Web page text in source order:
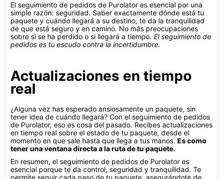
El seguimiento de pedidos de Purolator es esencial por una
simple razón: seguridad. Saber exactamente dónde está tu
paquete y cuándo llegará a su destino, te da la tranquilidad
de que está seguro y en camino. No más preocupaciones
sobre si se ha perdido o si llegará a tiempo. El seguimiento de
pedidos es tu escudo contra la incertidumbre.
Actualizaciones en tiempo
real
¿Alguna vez has esperado ansiosamente un paquete, sin
tener idea de cuándo llegará? Con el seguimiento de pedidos
de Purolator, eso es cosa del pasado. Recibes actualizaciones
en tiempo real sobre el estado de tu paquete, desde el
momento en que sale hasta que llega a tus manos. Es como
tener una ventana directa a la ruta de tu paquete.
En resumen, el seguimiento de pedidos de Purolator es
esencial porque te da control, seguridad y tranquilidad. Te
permite seguir cada paso de tu paquete, asegurándote de